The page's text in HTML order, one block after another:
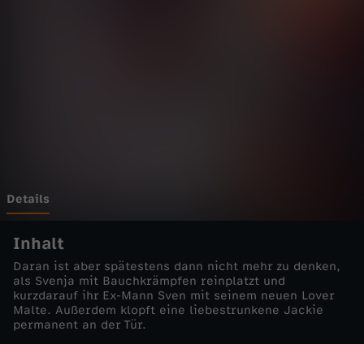
-
D
e
r
Details
Inhalt
Daran ist aber spätestens dann nicht mehr zu denken,
als Svenja mit Bauchkrämpfen reinplatzt und
kurzdarauf ihr Ex-Mann Sven mit seinem neuen Lover
Malte. Außerdem klopft eine liebestrunkene Jackie
permanent an der Tür.